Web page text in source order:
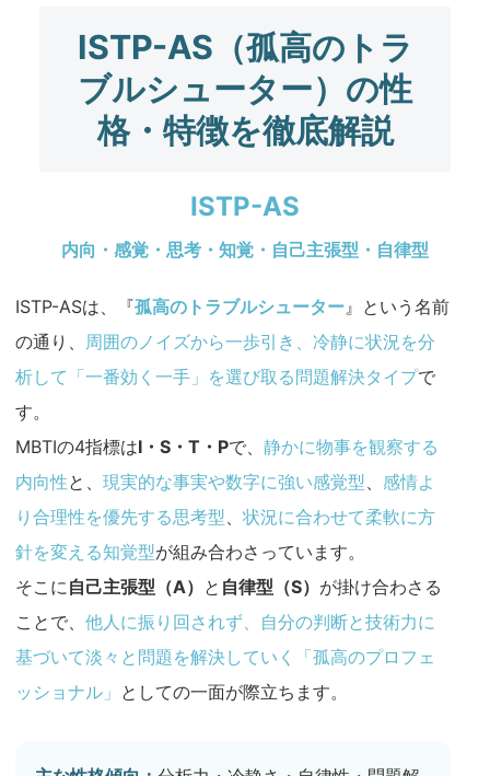
ISTP-AS（孤高のトラ
ブルシューター）の性
格・特徴を徹底解説
ISTP-AS
内向・感覚・思考・知覚・自己主張型・自律型
ISTP-ASは、『孤高のトラブルシューター 』という名前
の通り、 周囲のノイズから一歩引き、冷静に状況を分
析して「一番効く一手」を選び取る問題解決タイプで
す。
MBTIの4指標はI・S・T・Pで、 静かに物事を観察する
内向性と、 現実的な事実や数字に強い感覚型
感情よ
り合理性を優先する思考型
状況に合わせて柔軟に方
針を変える知覚型が組み合わさっています。
そこに 自己主張型（A） と 自律型（S） が掛け合わさる
ことで、 他人に振り回されず、自分の判断と技術力に
基づいて淡々と問題を解決していく「孤高のプロフェ
ッショナル」 としての一面が際立ちます。